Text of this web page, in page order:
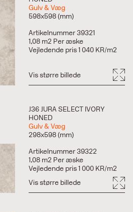
Gulv & Væg
598x598 (mm)
Artikelnummer 39321
1,08 m2 Per æske
Vejledende pris 1 040 KR/m2
Vis større billede
J36 JURA SELECT IVORY
HONED
Gulv & Væg
298x598 (mm)
Artikelnummer 39322
1,08 m2 Per æske
Vejledende pris 1 000 KR/m2
Vis større billede